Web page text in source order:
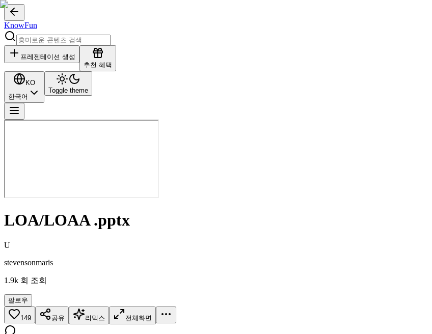
KnowFun
프레젠테이션 생성
추천 혜택
KO
한국어
Toggle theme
LOA/LOAA .pptx
U
stevensonmaris
1.9k 회 조회
팔로우
149 공유 리믹스 전체화면